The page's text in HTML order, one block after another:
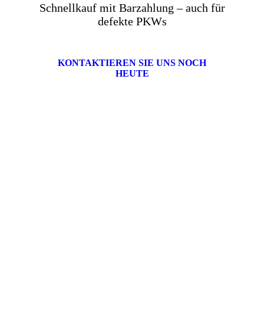
Schnellkauf mit Barzahlung – auch für
defekte PKWs
KONTAKTIEREN SIE UNS NOCH
HEUTE